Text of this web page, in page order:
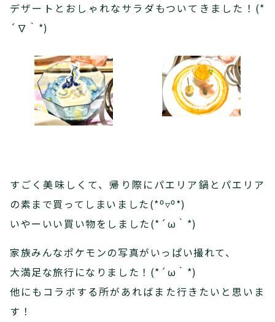
デザートとおしゃれなサラダもついてきました！(*
´∇｀*)
すごく美味しくて、帰り際にパエリア鍋とパエリア
の素まで買ってしまいました(*⁰▿⁰*)
いやーいい買い物をしました(*´ω｀*)
家族みんなポケモンの写真がいっぱい撮れて、
大満足な旅行になりました！(*´ω｀*)
他にもコラボする所があればまた行きたいと思いま
す！